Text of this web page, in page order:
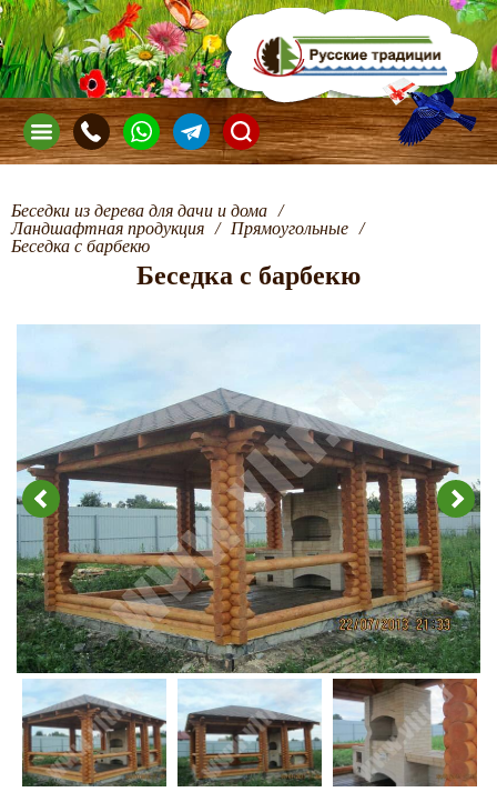
Беседки из дерева для дачи и дома /
Ландшафтная продукция / Прямоугольные /
Беседка с барбекю
Беседка с барбекю